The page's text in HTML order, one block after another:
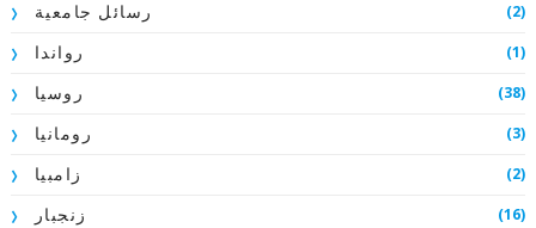
رسائل جامعية (2)
رواندا (1)
روسيا (38)
رومانيا (3)
زامبيا (2)
زنجبار (16)